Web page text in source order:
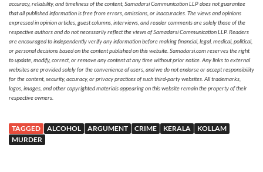
accuracy, reliability, and timeliness of the content, Samadarsi Communication LLP does not guarantee
that all published information is free from errors, omissions, or inaccuracies. The views and opinions
expressed in opinion articles, guest columns, interviews, and reader comments are solely those of the
respective authors and do not necessarily reflect the views of Samadarsi Communication LLP. Readers
are encouraged to independently verify any information before making financial, legal, medical, political,
or personal decisions based on the content published on this website. Samadarsi.com reserves the right
to update, modify, correct, or remove any content at any time without prior notice. Any links to external
websites are provided solely for the convenience of users, and we do not endorse or accept responsibility
for the content, security, accuracy, or privacy practices of such third-party websites. All trademarks,
logos, images, and other copyrighted materials appearing on this website remain the property of their
respective owners.
TAGGED ALCOHOL ARGUMENT CRIME KERALA
KOLLAM
MURDER